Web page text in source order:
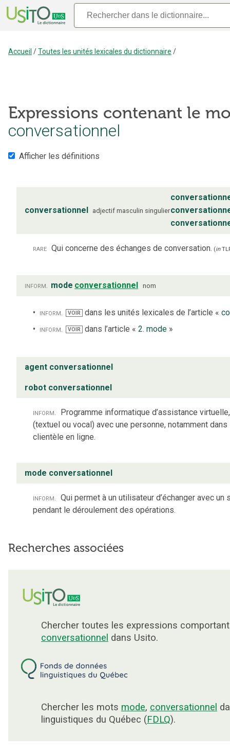
Accueil /Toutes les unités lexicales du dictionnaire /
Expressions contenant le
conversationnel
Afficher les définitions
conversationnel adjectif masculin singulier
rare Qui concerne des échanges de conversation. (in
inform. mode conversationnel nom
inform. VOIR dans les unités lexicales de l’article «
inform.
VOIR dans l’article « 2. mode»
agent conversationnel
robot conversationnel
inform. Programme informatique d’assistance
(textuel ou vocal) avec une personne, notamment
clientèle en ligne.
mode conversationnel
inform. Qui permet à un utilisateur d’échanger avec
pendant le déroulement des opérations.
Recherches associées
Chercher toutes les expressions
conversationnel dans Usito.
Chercher les mots mode, conversationnel
linguistiques du Québec (FDLQ).